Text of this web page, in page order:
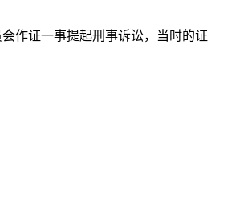
作证一事提起刑事诉讼，当时的证